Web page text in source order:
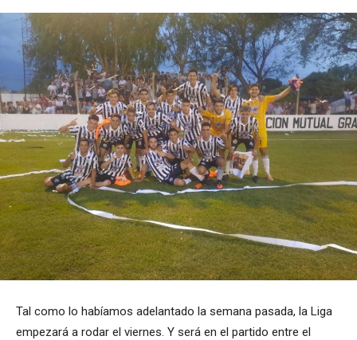
Tal como lo habíamos adelantado la semana pasada, la Liga
empezará a rodar el viernes. Y será en el partido entre el